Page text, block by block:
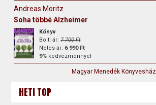
Andreas Moritz
Soha többé Alzheimer
Könyv
Bolti ár:7 700 Ft
Netes ár: 6 990 Ft
9% kedvezménnyel
Magyar Menedék Könyvesház
HETI TOP